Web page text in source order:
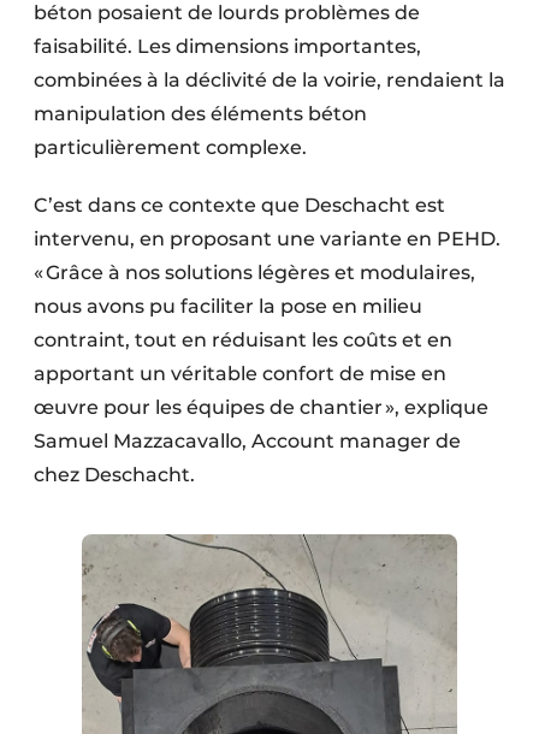
Sécurité incendie
Software
Techniques ferroviaires
Travaux ferroviaires
béton posaient de lourds problèmes de
faisabilité. Les dimensions importantes,
combinées à la déclivité de la voirie, rendaient la
manipulation des éléments béton
particulièrement complexe.
C’est dans ce contexte que Deschacht est
intervenu, en proposant une variante en PEHD.
« Grâce à nos solutions légères et modulaires,
nous avons pu faciliter la pose en milieu
contraint, tout en réduisant les coûts et en
apportant un véritable confort de mise en
œuvre pour les équipes de chantier », explique
Samuel Mazzacavallo, Account manager de
chez Deschacht.